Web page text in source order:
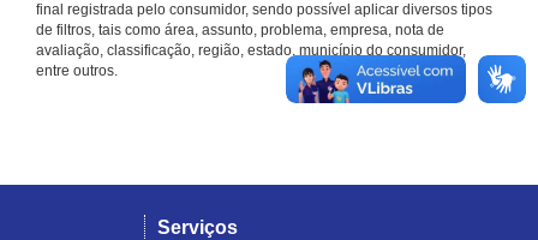
final registrada pelo consumidor, sendo possível aplicar diversos tipos
de filtros, tais como área, assunto, problema, empresa, nota de
avaliação, classificação, região, estado, município do consumidor,
entre outros.
Serviços